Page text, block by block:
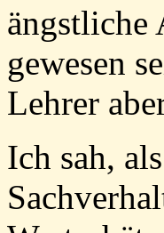
ängstliche
gewesen
Lehrer
Ich sah,